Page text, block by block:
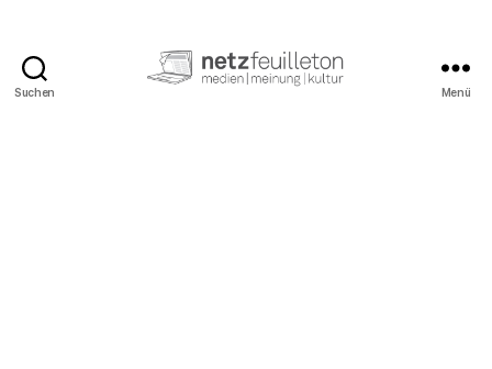
Suchen Menü